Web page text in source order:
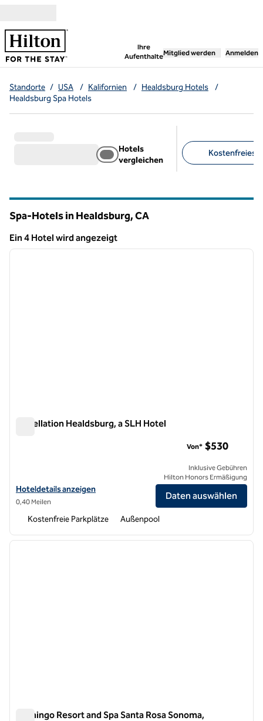
Ihre
Aufenthalte
,öffnet neue
Mitglied werden Anmelden
Standorte / USA / Kalifornien / Healdsburg Hotels
/
Healdsburg Spa Hotels
Hotels
vergleichen
Kostenfreies
Spa-Hotels in Healdsburg,CA
Ein 4 Hotel wird angezeigt
Ein 4 Hotel wird angezeigt
1 von 12
Appellation Healdsburg, a SLH Hotel
Hoteldetails für Appellation Healdsburg, a SLH Hotel anzeigen
Hoteldetails anzeigen
0,40 Meilen
Von* $530
Inklusive Gebühren
Hilton Honors Ermäßigung
Daten auswählen
Kostenfreie Parkplätze Außenpool
1 von 12
Flamingo Resort and Spa Santa Rosa Sonoma,